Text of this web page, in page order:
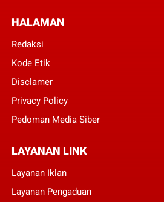
HALAMAN
Redaksi
Kode Etik
Disclamer
Privacy Policy
Pedoman Media Siber
LAYANAN LINK
Layanan Iklan
Layanan Pengaduan